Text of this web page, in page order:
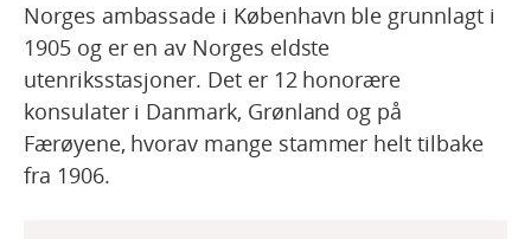
Norges ambassade i København ble grunnlagt i
1905 og er en av Norges eldste
utenriksstasjoner. Det er 12 honorære
konsulater i Danmark, Grønland og på
Færøyene, hvorav mange stammer helt tilbake
fra 1906.